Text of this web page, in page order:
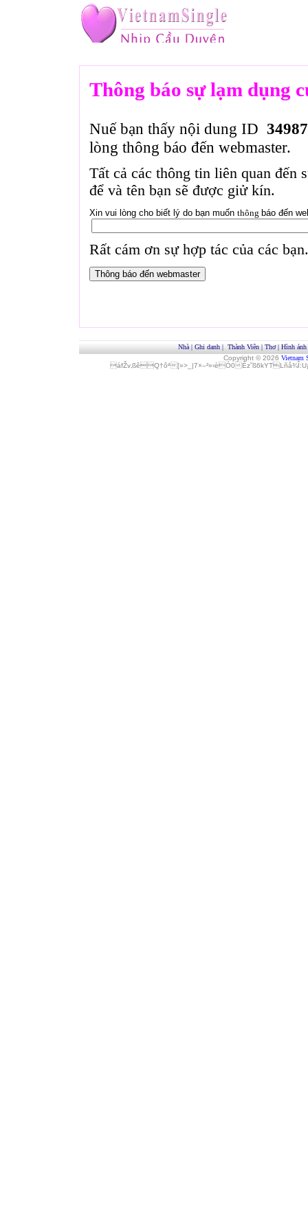
Thông báo sự lạm dụng
Nuế bạn thấy nội dung ID
lòng thông báo đến webmaster.
Tất cả các thông tin liên quan đến
để và tên bạn sẽ được giử kín.
Xin vui lòng cho biết lý do bạn muốn thông báo đến
Rất cám ơn sự hợp tác của các bạn.
Nhà | Ghi danh | Thành Viên | Thơ| Hình ảnh
Copyright © 2026 Vietnam
áfŽv‚ßêQ†ôª[»>_|7×–²»‹èÓ0